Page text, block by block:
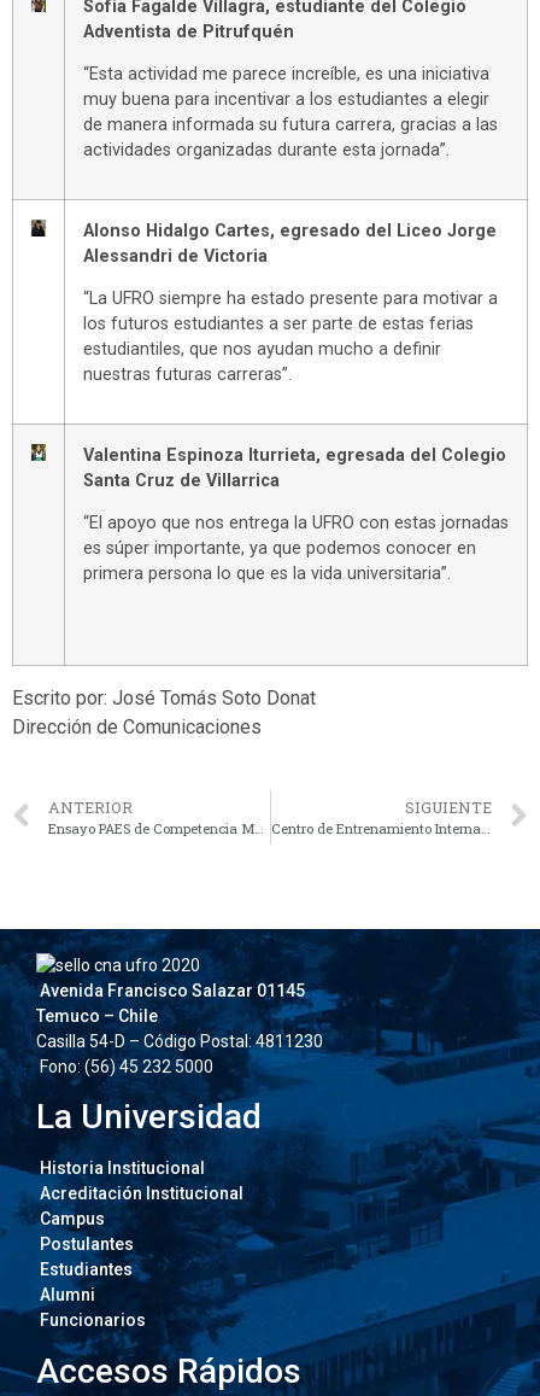
Sofía Fagalde Villagra, estudiante del Colegio
Adventista de Pitrufquén
“Esta actividad me parece increíble, es una iniciativa
muy buena para incentivar a los estudiantes a elegir
de manera informada su futura carrera, gracias a las
actividades organizadas durante esta jornada”.
Alonso Hidalgo Cartes, egresado del Liceo Jorge
Alessandri de Victoria
“La UFRO siempre ha estado presente para motivar a
los futuros estudiantes a ser parte de estas ferias
estudiantiles, que nos ayudan mucho a definir
nuestras futuras carreras”.
Valentina Espinoza Iturrieta, egresada del Colegio
Santa Cruz de Villarrica
“El apoyo que nos entrega la UFRO con estas jornadas
es súper importante, ya que podemos conocer en
primera persona lo que es la vida universitaria”.
Escrito por: José Tomás Soto Donat
Dirección de Comunicaciones
ANTERIOR
Ensayo PAES de Competencia Matemática 2 convocó a más de 300 estudiantes de enseñanza media de la región
SIGUIENTE
Centro de Entrenamiento Internacional en Reanimación Cardiopulmonar UFRO es acreditado como formador de profesionales en Soporte Cardiovascular Avanzado
Avenida Francisco Salazar 01145
Temuco – Chile
Casilla 54-D – Código Postal: 4811230
Fono: (56) 45 232 5000
La Universidad
Historia Institucional
Acreditación Institucional
Campus
Postulantes
Estudiantes
Alumni
Funcionarios
Accesos Rápidos